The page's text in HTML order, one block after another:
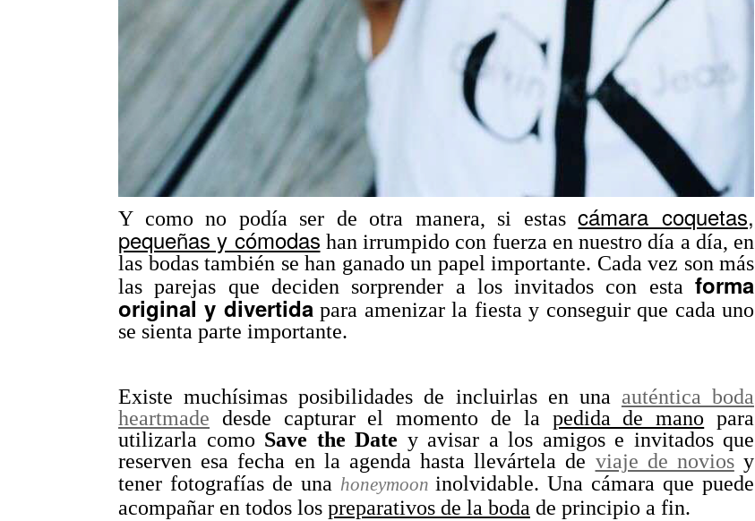
Y como no podía ser de otra manera, si estascámara coquetas,
pequeñas y cómodas han irrumpido con fuerza en nuestro día a día, en
las bodas también se han ganado un papel importante. Cada vez son más
las parejas que deciden sorprender a los invitados con esta forma
original y divertidapara amenizar la fiesta y conseguir que cada uno
se sienta parte importante.
Existe muchísimas posibilidades de incluirlas en una auténtica boda
heartmade desde capturar el momento de la pedida de mano para
utilizarla como Save the Date y avisar a los amigos e invitados que
reserven esa fecha en la agenda hasta llevártela de viaje de noviosy
tener fotografías de una honeymooninolvidable. Una cámara que puede
acompañar en todos los preparativos de la boda de principio a fin.